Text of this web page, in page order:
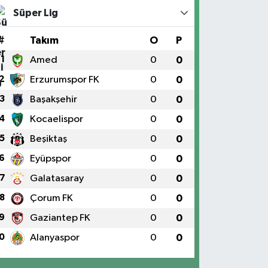
Süper Lig
Takım O P
1 Amed 0 0
Erzurumspor FK 0 0
3 Başakşehir 0 0
Kocaelispor 0 0
5 Beşiktaş 0 0
Eyüpspor 0 0
7 Galatasaray 0 0
8 Çorum FK 0 0
Gaziantep FK 0 0
Alanyaspor 0 0